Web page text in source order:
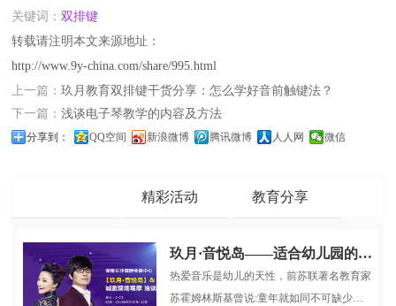
关键词：双排键
转载请注明本文来源地址：
http://www.9y-china.com/share/995.html
上一篇：玖月教育双排键干货分享：怎么学好音前触键法？
下一篇：浅谈电子琴教学的内容及方法
分享到： QQ空间 新浪微博 腾讯微博 人人网 微信
精彩活动 教育分享
玖月·音悦岛——适合幼儿园的多媒体音乐启蒙课程
热爱音乐是幼儿的天性，前苏联著名教育家
苏霍姆林斯基曾说:童年就如同不可缺少游